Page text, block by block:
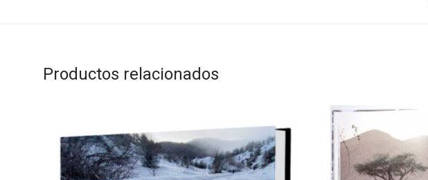
Productos relacionados